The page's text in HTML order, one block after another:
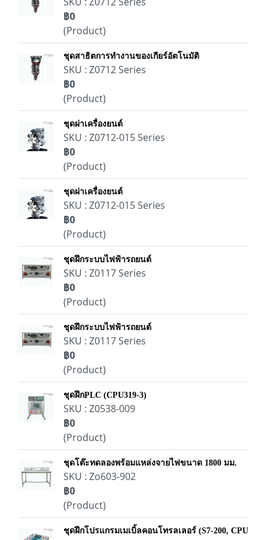
฿0
(Product)
ชุดสาธิตการทำงานของเกียร์อัตโนมัติ
SKU : Z0712 Series
฿0
(Product)
ชุดผ่าเครื่องยนต์
SKU : Z0712-015 Series
฿0
(Product)
ชุดผ่าเครื่องยนต์
SKU : Z0712-015 Series
฿0
(Product)
ชุดฝึกระบบไฟฟ้ารถยนต์
SKU : Z0117 Series
฿0
(Product)
ชุดฝึกระบบไฟฟ้ารถยนต์
SKU : Z0117 Series
฿0
(Product)
ชุดฝึกPLC (CPU319-3)
SKU : Z0538-009
฿0
(Product)
ชุดโต๊ะทดลองพร้อมแหล่งจายไฟขนาด 1800 มม.
SKU : Zo603-902
฿0
(Product)
ชุดฝึกโปรแกรมเมเบิ้ลคอนโทรลเลอร์ (S7-200, CPU